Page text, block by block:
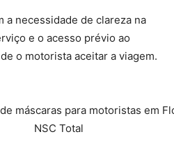
a necessidade de clareza na
e o acesso prévio ao
o motorista aceitar a viagem.